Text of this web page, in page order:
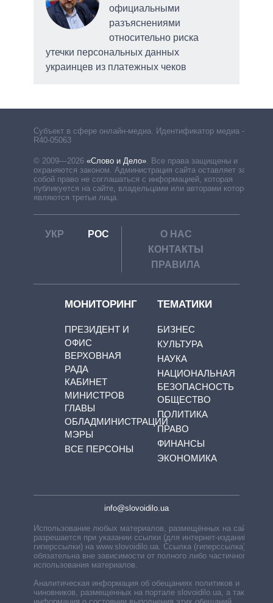
официальными
разъяснениями
относительно риска
утечки персональных данных
украинцев из платежных чеков
Субъект в сфере онлайн-медиа. Идентификатор медиа –
R40-05063
© 2009—2026 «Слово и Дело». Все права защищены и
охраняются законом. Администрация сайта оставляет за
собой право не соглашаться с информацией, которая
публикуется на сайте, владельцами или авторами которой
являются третьи лица.
УКР РОС
О НАС
КОНТАКТЫ
ПРАВИЛА
МОНИТОРИНГ
ПРЕЗИДЕНТ И
ОФИС
ВЕРХОВНАЯ
РАДА
КАБИНЕТ
МИНИСТРОВ
ГЛАВЫ
ОБЛАДМИНИСТРАЦИЙ
МЭРЫ
ВСЕ ПЕРСОНЫ
ТЕМАТИКИ
БИЗНЕС
КУЛЬТУРА
НАУКА
НАЦИОНАЛЬНАЯ
БЕЗОПАСНОСТЬ
ОБЩЕСТВО
ПОЛИТИКА
ПРАВО
ФИНАНСЫ
ЭКОНОМИКА
info@slovoidilo.ua
Использование любых материалов, размещённых на сайте,
разрешается при указании ссылки (для интернет-изданий —
гиперссылки) на www.slovoidilo.ua. Ссылка (гиперссылка)
обязательна вне зависимости от полного либо частичного
использования материалов.
Аналитическая информация об обещаниях политиков и
чиновников, размещенных на портале slovoidilo.ua, а также
информация о состоянии выполнения этих обещаний,